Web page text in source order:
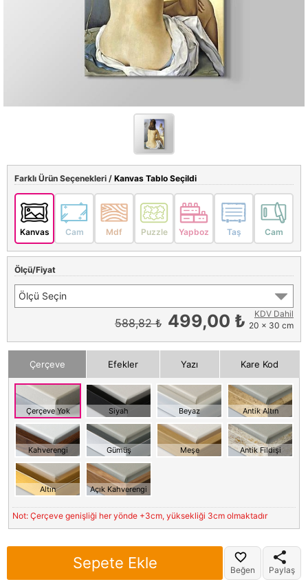
Farklı Ürün Seçenekleri / Kanvas Tablo Seçildi
Kanvas Cam Mdf Puzzle Yapboz Taş Cam
Ölçü/Fiyat
Ölçü Seçin
588,82 ₺ 499,00 ₺
KDV Dahil
20 x 30 cm
Çerçeve Efekler Yazı Kare Kod
Çerçeve Yok Siyah Beyaz Antik Altın
Kahverengi Gümüş Meşe Antik Fildişi
Altın Açık Kahverengi
Not: Çerçeve genişliği her yönde +3cm, yüksekliği 3cm olmaktadır
Sepete Ekle Beğen Paylaş